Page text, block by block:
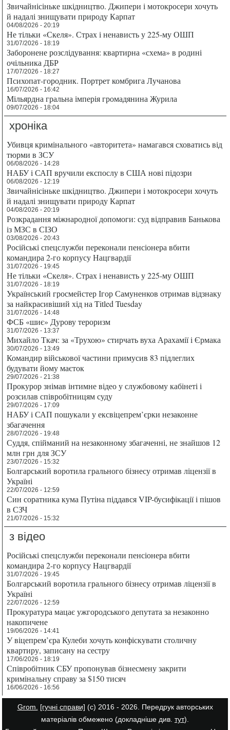
Звичайнісіньке шкідництво. Джипери і мотокросери хочуть
й надалі знищувати природу Карпат
04/08/2026 - 20:19
Не тільки «Скеля». Страх і ненависть у 225-му ОШП
31/07/2026 - 18:19
Заборонене розслідування: квартирна «схема» в родині
очільника ДБР
17/07/2026 - 18:27
Психопат-городник. Портрет комбрига Лучанова
16/07/2026 - 16:42
Мільярдна гральна імперія громадянина Журила
09/07/2026 - 18:04
хроніка
Убивця кримінального «авторитета» намагався сховатись від
тюрми в ЗСУ
06/08/2026 - 14:28
НАБУ і САП вручили експослу в США нові підозри
06/08/2026 - 12:19
Звичайнісіньке шкідництво. Джипери і мотокросери хочуть
й надалі знищувати природу Карпат
04/08/2026 - 20:19
Розкрадання міжнародної допомоги: суд відправив Банькова
із МЗС в СІЗО
03/08/2026 - 20:43
Російські спецслужби переконали пенсіонера вбити
командира 2-го корпусу Нацгвардії
31/07/2026 - 19:45
Не тільки «Скеля». Страх і ненависть у 225-му ОШП
31/07/2026 - 18:19
Український гросмейстер Ігор Самуненков отримав відзнаку
за найкрасивіший хід на Titled Tuesday
31/07/2026 - 14:48
ФСБ «шиє» Дурову тероризм
31/07/2026 - 13:37
Михайло Ткач: за «Трухою» стирчать вуха Арахамії і Єрмака
30/07/2026 - 13:49
Командир військової частини примусив 83 підлеглих
будувати йому маєток
29/07/2026 - 21:38
Прокурор знімав інтимне відео у службовому кабінеті і
розсилав співробітницям суду
29/07/2026 - 17:09
НАБУ і САП пошукали у ексвіцепрем’єрки незаконне
збагачення
28/07/2026 - 19:48
Суддя, спійманий на незаконному збагаченні, не знайшов 12
млн грн для ЗСУ
23/07/2026 - 15:32
Болгарський воротила грального бізнесу отримав ліцензії в
Україні
22/07/2026 - 12:59
Син соратника кума Путіна піддався VIP-бусифікації і пішов
в СЗЧ
21/07/2026 - 15:32
з відео
Російські спецслужби переконали пенсіонера вбити
командира 2-го корпусу Нацгвардії
31/07/2026 - 19:45
Болгарський воротила грального бізнесу отримав ліцензії в
Україні
22/07/2026 - 12:59
Прокуратура мацає ужгородського депутата за незаконно
накопичене
19/06/2026 - 14:41
У віцепрем’єра Кулеби хочуть конфіскувати столичну
квартиру, записану на сестру
17/06/2026 - 18:19
Співробітник СБУ пропонував бізнесмену закрити
кримінальну справу за $150 тисяч
16/06/2026 - 16:56
Grom. [гучні справи] (с) 2016 - 2026. Передрук авторських
матеріалів обмежено (докладніше див. тут).